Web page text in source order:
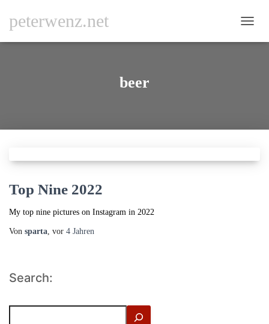
peterwenz.net
beer
Top Nine 2022
My top nine pictures on Instagram in 2022
Von sparta, vor 4 Jahren
Search: